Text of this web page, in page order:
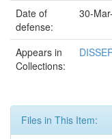
Date of
defense:
30-
Appears in
Collections:
Files in This Item: